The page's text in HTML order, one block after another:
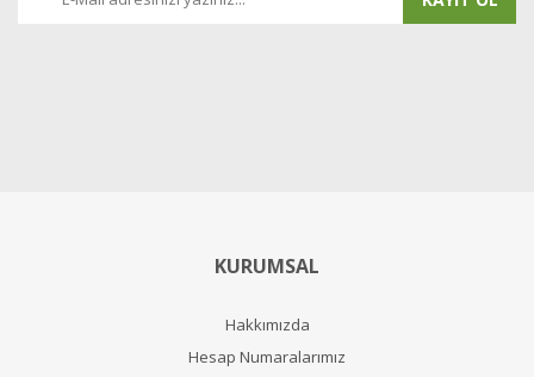
KURUMSAL
Hakkımızda
Hesap Numaralarımız